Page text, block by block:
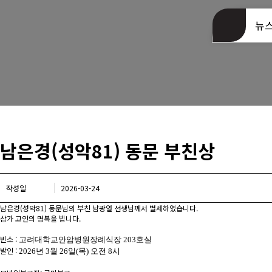
동문회관 오시는길
뉴
남은경(성악81) 동문 부친상
작성일
2026-03-24
남은경(성악81) 동문님의 부친 남광열 선생님께서 별세하였습니다.
삼가 고인의 명복을 빕니다.
빈소 : 고려대학교안암병원장례식장 203호실
발인 : 2026년 3월 26일(목) 오전 8시